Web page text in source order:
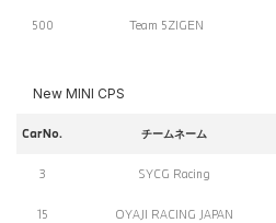
500 Team 5ZIGEN
New MINI CPS
CarNo. チームネーム
3 SYCG Racing
15 OYAJI RACING JAPAN